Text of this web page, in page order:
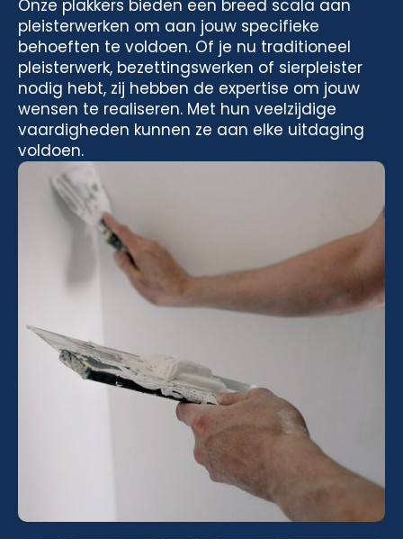
Onze plakkers bieden een breed scala aan
pleisterwerken om aan jouw specifieke
behoeften te voldoen. Of je nu traditioneel
pleisterwerk, bezettingswerken of sierpleister
nodig hebt, zij hebben de expertise om jouw
wensen te realiseren. Met hun veelzijdige
vaardigheden kunnen ze aan elke uitdaging
voldoen.